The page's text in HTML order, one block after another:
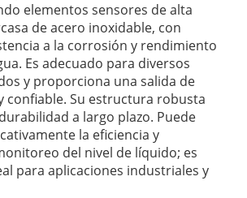
elementos sensores de alta
de acero inoxidable, con
a la corrosión y rendimiento
Es adecuado para diversos
y proporciona una salida de
confiable. Su estructura robusta
a largo plazo. Puede
la eficiencia y
del nivel de líquido; es
para aplicaciones industriales y